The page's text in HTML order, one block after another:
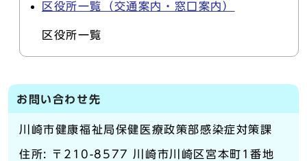
区役所一覧（交通案内・窓口案内）
区役所一覧
お問い合わせ先
川崎市健康福祉局保健医療政策部感染症対策課
住所: 〒210-8577 川崎市川崎区宮本町1番地